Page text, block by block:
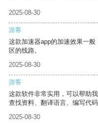
2025-08-30
游客
这款加速器app的加速效果一
区的线路。
2025-08-30
游客
这款软件非常实用，可以帮助
查找资料、翻译语言、编写代码
2025-08-30